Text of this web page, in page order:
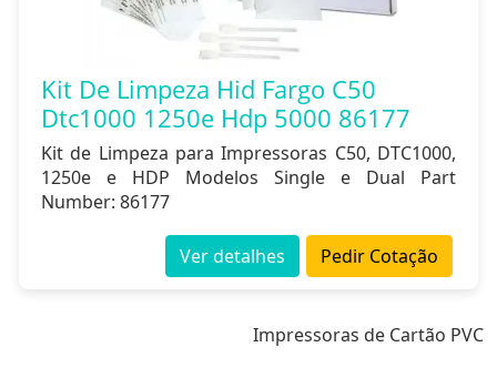
Kit De Limpeza Hid Fargo C50
Dtc1000 1250e Hdp 5000 86177
Kit de Limpeza para Impressoras C50, DTC1000,
1250e e HDP Modelos Single e Dual Part
Number: 86177
Pedir Cotação
Ver detalhes
Impressoras de Cartão PVC